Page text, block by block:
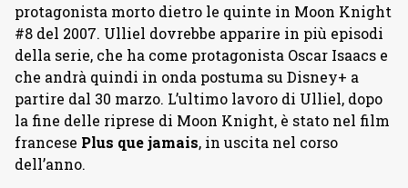
protagonista morto dietro le quinte in Moon Knight
#8 del 2007. Ulliel dovrebbe apparire in più episodi
della serie, che ha come protagonista Oscar Isaacs e
che andrà quindi in onda postuma su Disney+ a
partire dal 30 marzo. L’ultimo lavoro di Ulliel, dopo
la fine delle riprese di Moon Knight, è stato nel film
francese Plus que jamais, in uscita nel corso
dell’anno.